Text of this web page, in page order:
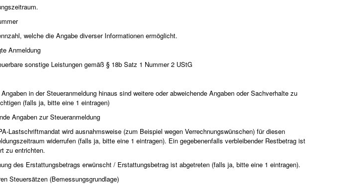
welche die Angabe diverser Informationen ermöglicht.
Anmeldung
sonstige Leistungen gemäß § 18b Satz 1 Nummer 2 UStG
Angaben in der Steueranmeldung hinaus sind weitere oder abweichende Angaben oder Sachverhalte zu
(falls ja, bitte eine 1 eintragen)
Angaben zur Steueranmeldung
Lastschriftmandat wird ausnahmsweise (zum Beispiel wegen Verrechnungswünschen) für diesen
widerrufen (falls ja, bitte eine 1 eintragen). Ein gegebenenfalls verbleibender Restbetrag ist
zu entrichten.
des Erstattungsbetrags erwünscht / Erstattungsbetrag ist abgetreten (falls ja, bitte eine 1 eintragen).
Steuersätzen (Bemessungsgrundlage)